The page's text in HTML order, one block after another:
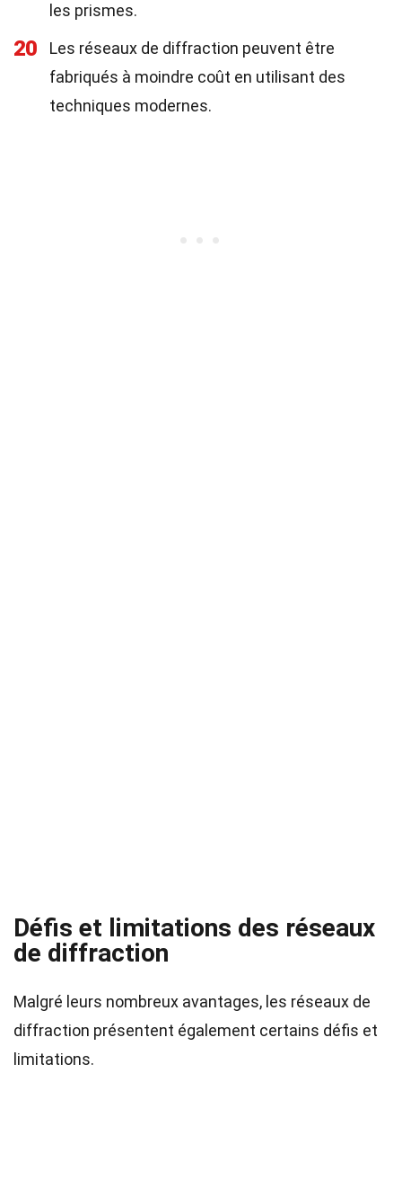
les prismes.
20
Les réseaux de diffraction peuvent être
fabriqués à moindre coût en utilisant des
techniques modernes.
Défis et limitations des réseaux
de diffraction
Malgré leurs nombreux avantages, les réseaux de
diffraction présentent également certains défis et
limitations.